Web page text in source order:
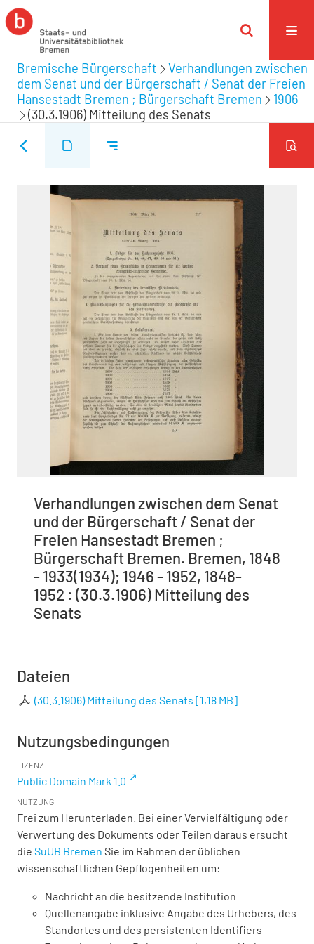
Bremische Bürgerschaft
Verhandlungen zwischen
dem Senat und der Bürgerschaft / Senat der Freien
Hansestadt Bremen ; Bürgerschaft Bremen
1906
(30.3.1906) Mitteilung des Senats
Verhandlungen zwischen dem Senat
und der Bürgerschaft / Senat der
Freien Hansestadt Bremen ;
Bürgerschaft Bremen. Bremen, 1848
- 1933(1934); 1946 - 1952, 1848-
1952 : (30.3.1906) Mitteilung des
Senats
Dateien
(30.3.1906) Mitteilung des Senats [1,18 MB]
Nutzungsbedingungen
LIZENZ
Public Domain Mark 1.0
NUTZUNG
Frei zum Herunterladen. Bei einer Vervielfältigung oder
Verwertung des Dokuments oder Teilen daraus ersucht
die SuUB Bremen Sie im Rahmen der üblichen
wissenschaftlichen Gepflogenheiten um:
Nachricht an die besitzende Institution
Quellenangabe inklusive Angabe des Urhebers, des
Standortes und des persistenten Identifiers